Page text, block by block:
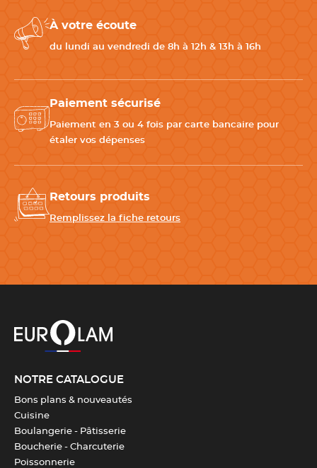
À votre écoute
du lundi au vendredi de 8h à 12h & 13h à 16h
Paiement sécurisé
Paiement en 3 ou 4 fois par carte bancaire pour
étaler vos dépenses
Retours produits
Remplissez la fiche retours
NOTRE CATALOGUE
Bons plans & nouveautés
Cuisine
Boulangerie - Pâtisserie
Boucherie - Charcuterie
Poissonnerie